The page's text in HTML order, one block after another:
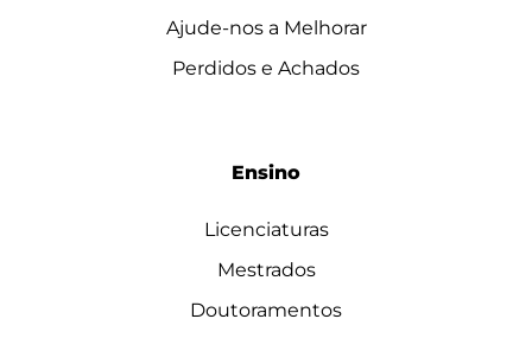
Ajude-nos a Melhorar
Perdidos e Achados
Ensino
Licenciaturas
Mestrados
Doutoramentos